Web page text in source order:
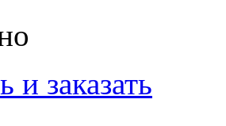
заказать